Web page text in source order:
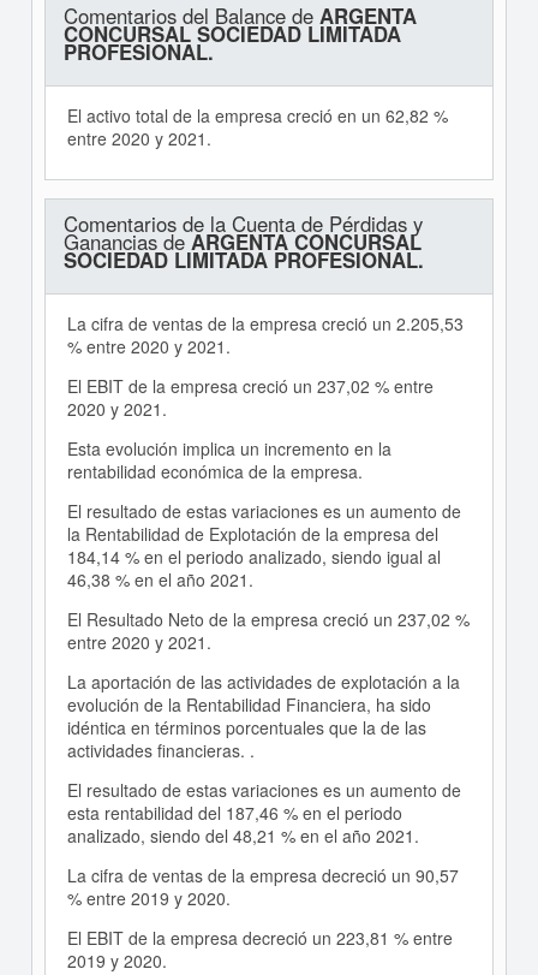
Comentarios del Balance de ARGENTA
CONCURSAL SOCIEDAD LIMITADA
PROFESIONAL.
El activo total de la empresa creció en un 62,82 %
entre 2020 y 2021.
Comentarios de la Cuenta de Pérdidas y
Ganancias deARGENTA CONCURSAL
SOCIEDAD LIMITADA PROFESIONAL.
La cifra de ventas de la empresa creció un 2.205,53
% entre 2020 y 2021.
El EBIT de la empresa creció un 237,02 % entre
2020 y 2021.
Esta evolución implica un incremento en la
rentabilidad económica de la empresa.
El resultado de estas variaciones es un aumento de
la Rentabilidad de Explotación de la empresa del
184,14 % en el periodo analizado, siendo igual al
46,38 % en el año 2021.
El Resultado Neto de la empresa creció un 237,02 %
entre 2020 y 2021.
La aportación de las actividades de explotación a la
evolución de la Rentabilidad Financiera, ha sido
idéntica en términos porcentuales que la de las
actividades financieras. .
El resultado de estas variaciones es un aumento de
esta rentabilidad del 187,46 % en el periodo
analizado, siendo del 48,21 % en el año 2021.
La cifra de ventas de la empresa decreció un 90,57
% entre 2019 y 2020.
El EBIT de la empresa decreció un 223,81 % entre
2019 y 2020.